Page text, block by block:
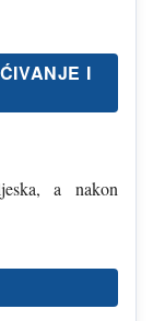
I
a nakon